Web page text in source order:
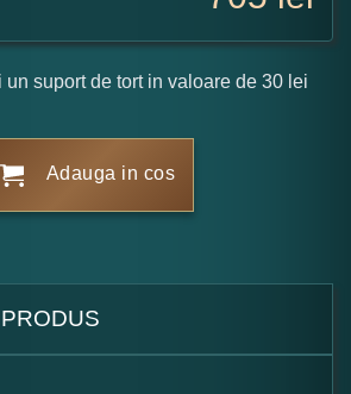
un suport de tort in valoare de 30 lei
Adauga in cos